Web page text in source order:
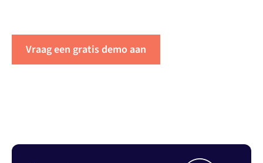
Vraag een gratis demo aan